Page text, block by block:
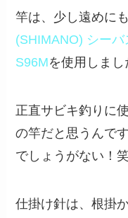
竿は、少し遠めに
(SHIMANO) シー
S96Mを使用しまし
正直サビキ釣りに
の竿だと思うんで
でしょうがない！笑
仕掛け針は、根掛